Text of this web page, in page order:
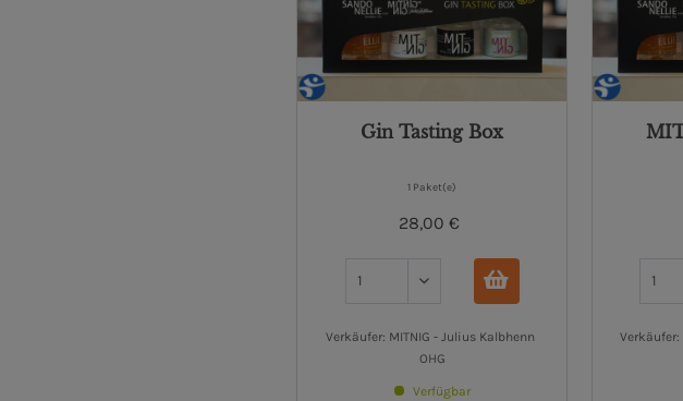
Gin Tasting Box
1 Paket(e)
28,00 €
Verkäufer: MITNIG - Julius Kalbhenn
OHG
Verfügbar
Verkäufer: